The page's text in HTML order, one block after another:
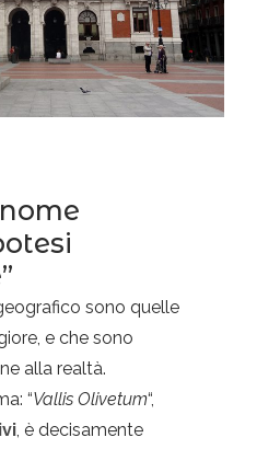
sono quelle
e che sono
alla realtà.
“Vallis Olivetum“,
, è decisamente